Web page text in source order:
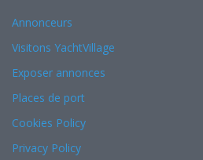
Annonceurs
Visitons YachtVillage
Exposer annonces
Places de port
Cookies Policy
Privacy Policy